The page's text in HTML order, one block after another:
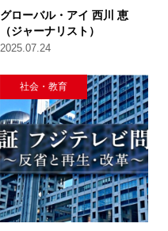
グローバル・アイ 西川 恵
（ジャーナリスト）
2025.07.24
社会・教育